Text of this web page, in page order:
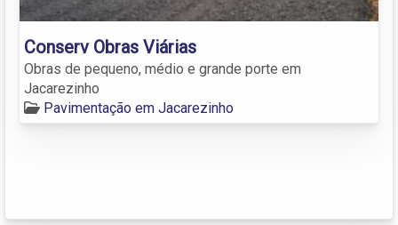
Conserv Obras Viárias
Obras de pequeno, médio e grande porte em
Jacarezinho
Pavimentação em Jacarezinho